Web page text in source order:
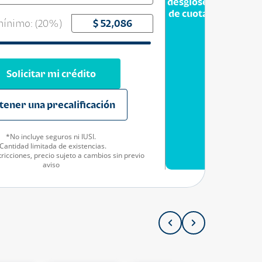
(20%)
Solicitar mi crédito
una precalificación
*No incluye seguros ni IUSI.
limitada de existencias.
precio sujeto a cambios sin previo
aviso
de cuota